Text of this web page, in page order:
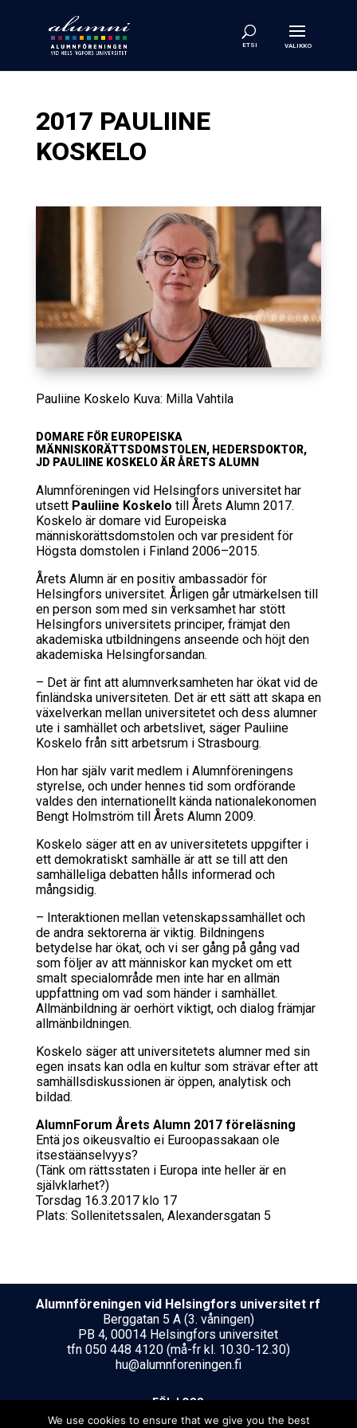
2017 PAULIINE
KOSKELO
Pauliine Koskelo Kuva: Milla Vahtila
DOMARE FÖR EUROPEISKA
MÄNNISKORÄTTSDOMSTOLEN, HEDERSDOKTOR,
JD PAULIINE KOSKELO ÄR ÅRETS ALUMN
Alumnföreningen vid Helsingfors universitet har
utsett Pauliine Koskelo till Årets Alumn 2017.
Koskelo är domare vid Europeiska
människorättsdomstolen och var president för
Högsta domstolen i Finland 2006–2015.
Årets Alumn är en positiv ambassadör för
Helsingfors universitet. Årligen går utmärkelsen till
en person som med sin verksamhet har stött
Helsingfors universitets principer, främjat den
akademiska utbildningens anseende och höjt den
akademiska Helsingforsandan.
– Det är fint att alumnverksamheten har ökat vid de
finländska universiteten. Det är ett sätt att skapa en
växelverkan mellan universitetet och dess alumner
ute i samhället och arbetslivet, säger Pauliine
Koskelo från sitt arbetsrum i Strasbourg.
Hon har själv varit medlem i Alumnföreningens
styrelse, och under hennes tid som ordförande
valdes den internationellt kända nationalekonomen
Bengt Holmström till Årets Alumn 2009.
Koskelo säger att en av universitetets uppgifter i
ett demokratiskt samhälle är att se till att den
samhälleliga debatten hålls informerad och
mångsidig.
– Interaktionen mellan vetenskapssamhället och
de andra sektorerna är viktig. Bildningens
betydelse har ökat, och vi ser gång på gång vad
som följer av att människor kan mycket om ett
smalt specialområde men inte har en allmän
uppfattning om vad som händer i samhället.
Allmänbildning är oerhört viktigt, och dialog främjar
allmänbildningen.
Koskelo säger att universitetets alumner med sin
egen insats kan odla en kultur som strävar efter att
samhällsdiskussionen är öppen, analytisk och
bildad.
AlumnForum Årets Alumn 2017 föreläsning
Entä jos oikeusvaltio ei Euroopassakaan ole
itsestäänselvyys?
(Tänk om rättsstaten i Europa inte heller är en
självklarhet?)
Torsdag 16.3.2017 klo 17
Plats: Sollenitetssalen, Alexandersgatan 5
Alumnföreningen vid Helsing­fors uni­ver­si­tet rf
Berggatan 5 A (3. våningen)
PB 4, 00014 Helsingfors universitet
tfn 050 448 4120 (må-fr kl. 10.30-12.30)
hu@alumnforeningen.fi
FÖLJ OSS
We use cookies to ensure that we give you the best